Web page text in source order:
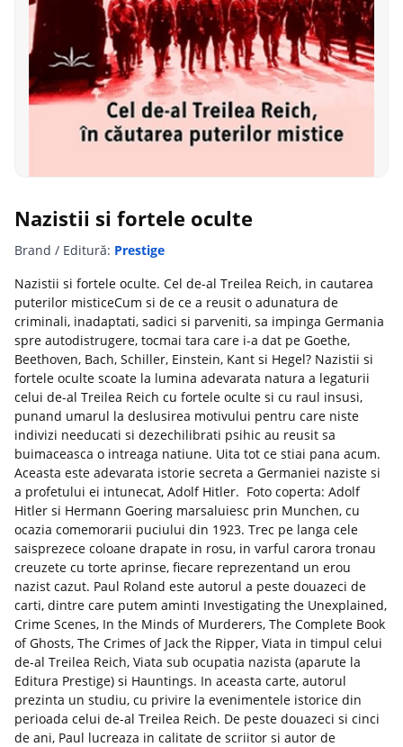
Nazistii si fortele oculte
Brand / Editură: Prestige
Nazistii si fortele oculte. Cel de-al Treilea Reich, in cautarea
puterilor misticeCum si de ce a reusit o adunatura de
criminali, inadaptati, sadici si parveniti, sa impinga Germania
spre autodistrugere, tocmai tara care i-a dat pe Goethe,
Beethoven, Bach, Schiller, Einstein, Kant si Hegel? Nazistii si
fortele oculte scoate la lumina adevarata natura a legaturii
celui de-al Treilea Reich cu fortele oculte si cu raul insusi,
punand umarul la deslusirea motivului pentru care niste
indivizi needucati si dezechilibrati psihic au reusit sa
buimaceasca o intreaga natiune. Uita tot ce stiai pana acum.
Aceasta este adevarata istorie secreta a Germaniei naziste si
a profetului ei intunecat, Adolf Hitler. Foto coperta: Adolf
Hitler si Hermann Goering marsaluiesc prin Munchen, cu
ocazia comemorarii puciului din 1923. Trec pe langa cele
saisprezece coloane drapate in rosu, in varful carora tronau
creuzete cu torte aprinse, fiecare reprezentand un erou
nazist cazut. Paul Roland este autorul a peste douazeci de
carti, dintre care putem aminti Investigating the Unexplained,
Crime Scenes, In the Minds of Murderers, The Complete Book
of Ghosts, The Crimes of Jack the Ripper, Viata in timpul celui
de-al Treilea Reich, Viata sub ocupatia nazista (aparute la
Editura Prestige) si Hauntings. In aceasta carte, autorul
prezinta un studiu, cu privire la evenimentele istorice din
perioada celui de-al Treilea Reich. De peste douazeci si cinci
de ani, Paul lucreaza in calitate de scriitor si autor de